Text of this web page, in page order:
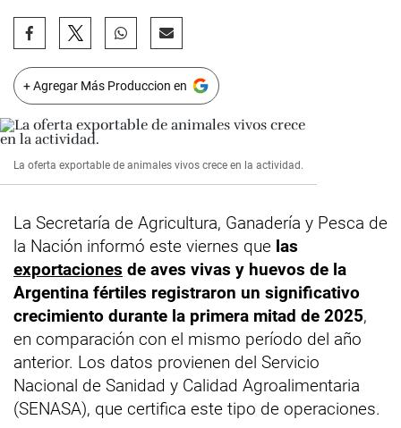
+ Agregar Más Produccion en
La oferta exportable de animales vivos crece en la actividad.
La Secretaría de Agricultura, Ganadería y Pesca de
la Nación informó este viernes que las
exportaciones de aves vivas y huevos de la
Argentina fértiles registraron un significativo
crecimiento durante la primera mitad de 2025,
en comparación con el mismo período del año
anterior. Los datos provienen del Servicio
Nacional de Sanidad y Calidad Agroalimentaria
(SENASA), que certifica este tipo de operaciones.